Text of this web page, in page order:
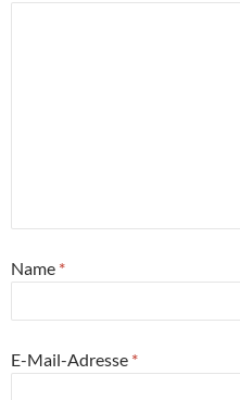
Name *
E-Mail-Adresse *